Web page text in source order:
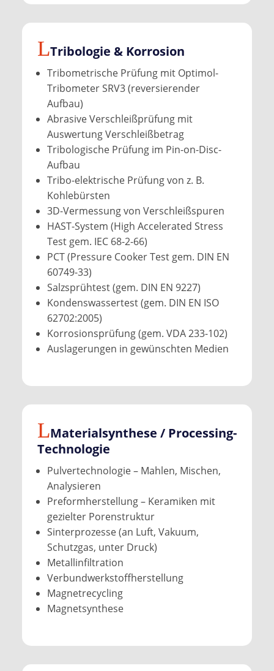
Tribologie & Korrosion
Tribometrische Prüfung mit Optimol-
Tribometer SRV3 (reversierender
Aufbau)
Abrasive Verschleißprüfung mit
Auswertung Verschleißbetrag
Tribologische Prüfung im Pin-on-Disc-
Aufbau
Tribo-elektrische Prüfung von z. B.
Kohlebürsten
3D-Vermessung von Verschleißspuren
HAST-System (High Accelerated Stress
Test gem. IEC 68-2-66)
PCT (Pressure Cooker Test gem. DIN EN
60749-33)
Salzsprühtest (gem. DIN EN 9227)
Kondenswassertest (gem. DIN EN ISO
6270­2:2005)
Korrosionsprüfung (gem. VDA 233-102)
Auslagerungen in gewünschten Medien
Material­synthese / Processing-
Techno­logie
Pulvertechnologie – Mahlen, Mischen,
Analysieren
Preformherstellung – Keramiken mit
gezielter Porenstruktur
Sinterprozesse (an Luft, Vakuum,
Schutzgas, unter Druck)
Metallinfiltration
Verbundwerkstoffherstellung
Magnetrecycling
Magnetsynthese